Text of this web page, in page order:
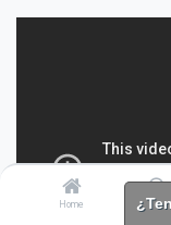
Home Search